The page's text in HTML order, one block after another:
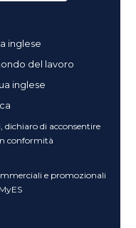
inglese
del lavoro
inglese
dichiaro di acconsentire
conformità
e promozionali